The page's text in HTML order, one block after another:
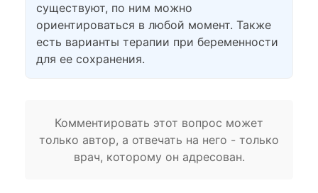
существуют, по ним можно
ориентироваться в любой момент. Также
есть варианты терапии при беременности
для ее сохранения.
Комментировать этот вопрос может
только автор, а отвечать на него - только
врач, которому он адресован.